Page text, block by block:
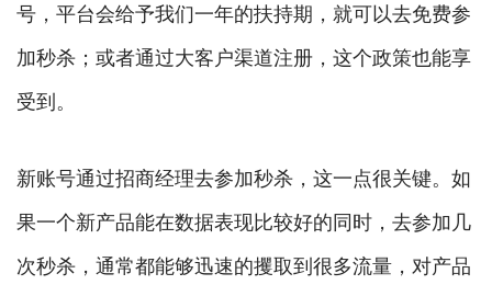
号，平台会给予我们一年的扶持期，就可以去免费参
加秒杀；或者通过大客户渠道注册，这个政策也能享
受到。
新账号通过招商经理去参加秒杀，这一点很关键。如
果一个新产品能在数据表现比较好的同时，去参加几
次秒杀，通常都能够迅速的攫取到很多流量，对产品